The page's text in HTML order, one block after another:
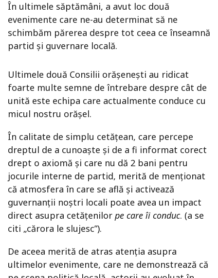
În ultimele săptămâni, a avut loc două
evenimente care ne-au determinat să ne
schimbăm părerea despre tot ceea ce înseamnă
partid şi guvernare locală.
Ultimele două Consilii orăşeneşti au ridicat
foarte multe semne de întrebare despre cât de
unită este echipa care actualmente conduce cu
micul nostru orăşel.
În calitate de simplu cetăţean, care percepe
dreptul de a cunoaşte şi de a fi informat corect
drept o axiomă şi care nu dă 2 bani pentru
jocurile interne de partid, merită de menţionat
că atmosfera în care se află şi activează
guvernanţii noştri locali poate avea un impact
direct asupra cetăţenilor pe care îi conduc. (a se
citi „cărora le slujesc”).
De aceea merită de atras atenţia asupra
ultimelor evenimente, care ne demonstrează că